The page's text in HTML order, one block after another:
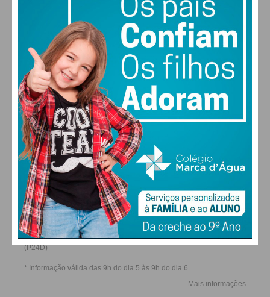
QUI SEX
29
SÁB
28
DOM
ALTERAR
FARMACIAS DE SERVIÇO EM PAÇOS DE
FERREIRA